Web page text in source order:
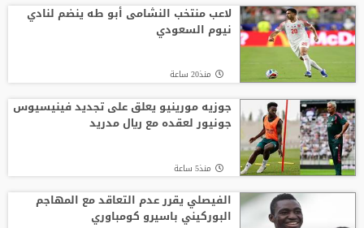
لاعب منتخب النشامى أبو طه ينضم لنادي
نيوم السعودي
منذ20 ساعة
جوزيه مورينيو يعلق على تجديد فينيسيوس
جونيور لعقده مع ريال مدريد
منذ5 ساعة
الفيصلي يقرر عدم التعاقد مع المهاجم
البوركيني باسيرو كومباوري